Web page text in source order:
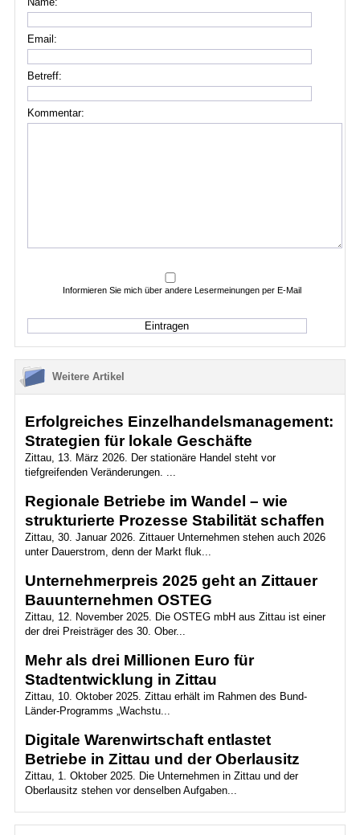
Email:
Betreff:
Kommentar:
Informieren Sie mich über andere Lesermeinungen per E-Mail
Weitere Artikel
Erfolgreiches Einzelhandelsmanagement:
Strategien für lokale Geschäfte
Zittau, 13. März 2026. Der stationäre Handel steht vor
tiefgreifenden Veränderungen. ...
Regionale Betriebe im Wandel – wie
strukturierte Prozesse Stabilität schaffen
Zittau, 30. Januar 2026. Zittauer Unternehmen stehen auch 2026
unter Dauerstrom, denn der Markt fluk...
Unternehmerpreis 2025 geht an Zittauer
Bauunternehmen OSTEG
Zittau, 12. November 2025. Die OSTEG mbH aus Zittau ist einer
der drei Preisträger des 30. Ober...
Mehr als drei Millionen Euro für
Stadtentwicklung in Zittau
Zittau, 10. Oktober 2025. Zittau erhält im Rahmen des Bund-
Länder-Programms „Wachstu...
Digitale Warenwirtschaft entlastet
Betriebe in Zittau und der Oberlausitz
Zittau, 1. Oktober 2025. Die Unternehmen in Zittau und der
Oberlausitz stehen vor denselben Aufgaben...